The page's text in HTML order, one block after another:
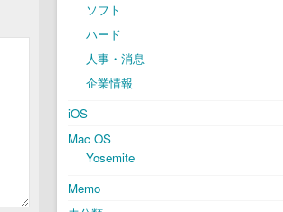
ソフト
ハード
人事・消息
企業情報
iOS
Mac OS
Yosemite
Memo